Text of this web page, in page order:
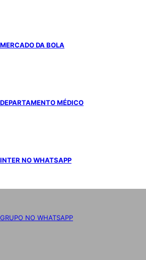
MERCADO DA BOLA
DEPARTAMENTO MÉDICO
INTER NO WHATSAPP
GRUPO NO WHATSAPP